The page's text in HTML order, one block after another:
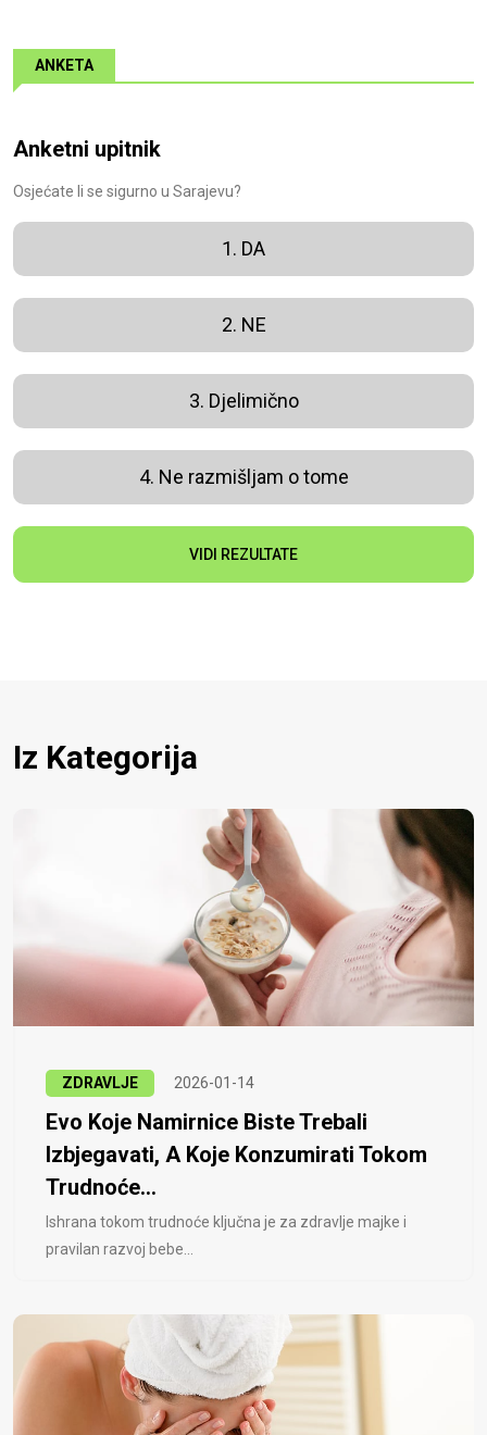
ANKETA
Anketni upitnik
Osjećate li se sigurno u Sarajevu?
1. DA
2. NE
3. Djelimično
4. Ne razmišljam o tome
VIDI REZULTATE
Iz Kategorija
ZDRAVLJE 2026-01-14
Evo Koje Namirnice Biste Trebali
Izbjegavati, A Koje Konzumirati Tokom
Trudnoće...
Ishrana tokom trudnoće ključna je za zdravlje majke i
pravilan razvoj bebe...